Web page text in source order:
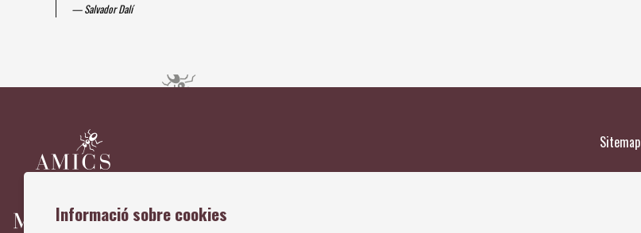
Salvador Dalí
Sitemap
Informació sobre cookies